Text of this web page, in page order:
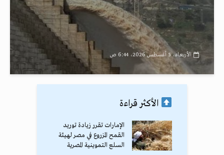
الأربعاء، 5 أغسطس 2026، 6:44 ص
الأكثر قراءة
الإمارات تقرر زيادة توريد
القمح المزروع في مصر لهيئة
السلع التموينية المصرية